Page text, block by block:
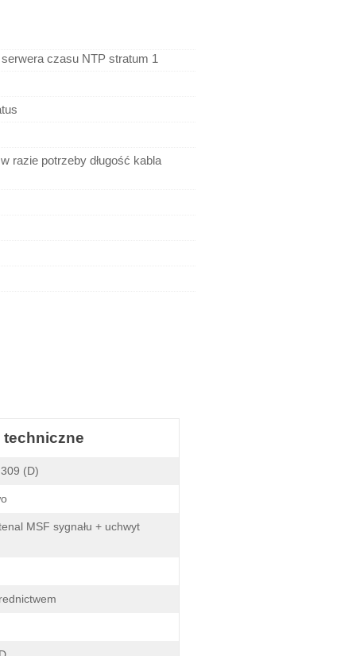
czasu NTP stratum 1
razie potrzeby długość kabla
techniczne
(D)
MSF sygnału + uchwyt